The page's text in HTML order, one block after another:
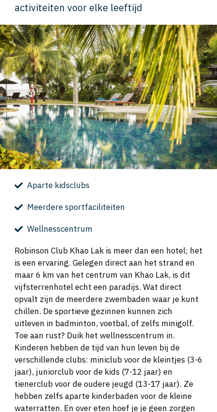
activiteiten voor elke leeftijd
Aparte kidsclubs
Meerdere sportfaciliteiten
Wellnesscentrum
Robinson Club Khao Lak is meer dan een hotel; het
is een ervaring. Gelegen direct aan het strand en
maar 6 km van het centrum van Khao Lak, is dit
vijfsterrenhotel echt een paradijs. Wat direct
opvalt zijn de meerdere zwembaden waar je kunt
chillen. De sportieve gezinnen kunnen zich
uitleven in badminton, voetbal, of zelfs minigolf.
Toe aan rust? Duik het wellnesscentrum in.
Kinderen hebben de tijd van hun leven bij de
verschillende clubs: miniclub voor de kleintjes (3-6
jaar), juniorclub voor de kids (7-12 jaar) en
tienerclub voor de oudere jeugd (13-17 jaar). Ze
hebben zelfs aparte kinderbaden voor de kleine
waterratten. En over eten hoef je je geen zorgen